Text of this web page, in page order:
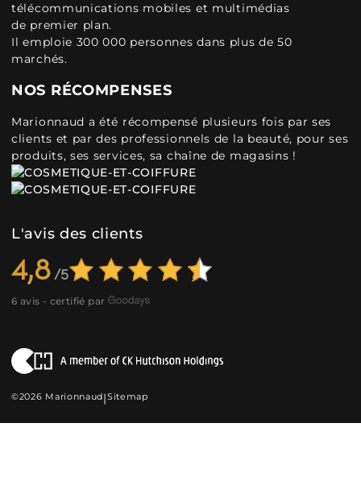
télécommunications mobiles et multimédias
de premier plan.
Il emploie 300 000 personnes dans plus de 50
marchés.
NOS RÉCOMPENSES
Marionnaud a été récompensé plusieurs fois par ses
clients et par des professionnels de la beauté, pour ses
produits, ses services, sa chaîne de magasins !
L'avis des clients
4,8
6 avis - certifié par
©2026 Marionnaud|Sitemap